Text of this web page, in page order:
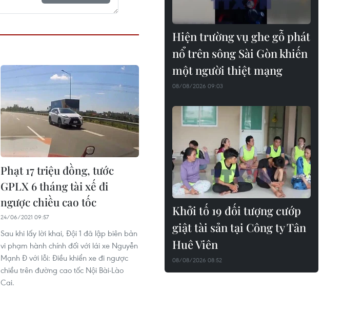
Phạt 17 triệu đồng, tước
GPLX 6 tháng tài xế đi
ngược chiều cao tốc
24/06/2021 09:57
Sau khi lấy lời khai, Đội 1 đã lập biên bản
vi phạm hành chính đối với lái xe Nguyễn
Mạnh Đ với lỗi: Điều khiển xe đi ngược
chiều trên đường cao tốc Nội Bài-Lào
Cai.
Hiện trường vụ ghe gỗ phát
nổ trên sông Sài Gòn khiến
một người thiệt mạng
08/08/2026 09:03
Khởi tố 19 đối tượng cướp
giật tài sản tại Công ty Tân
Huê Viên
08/08/2026 08:52